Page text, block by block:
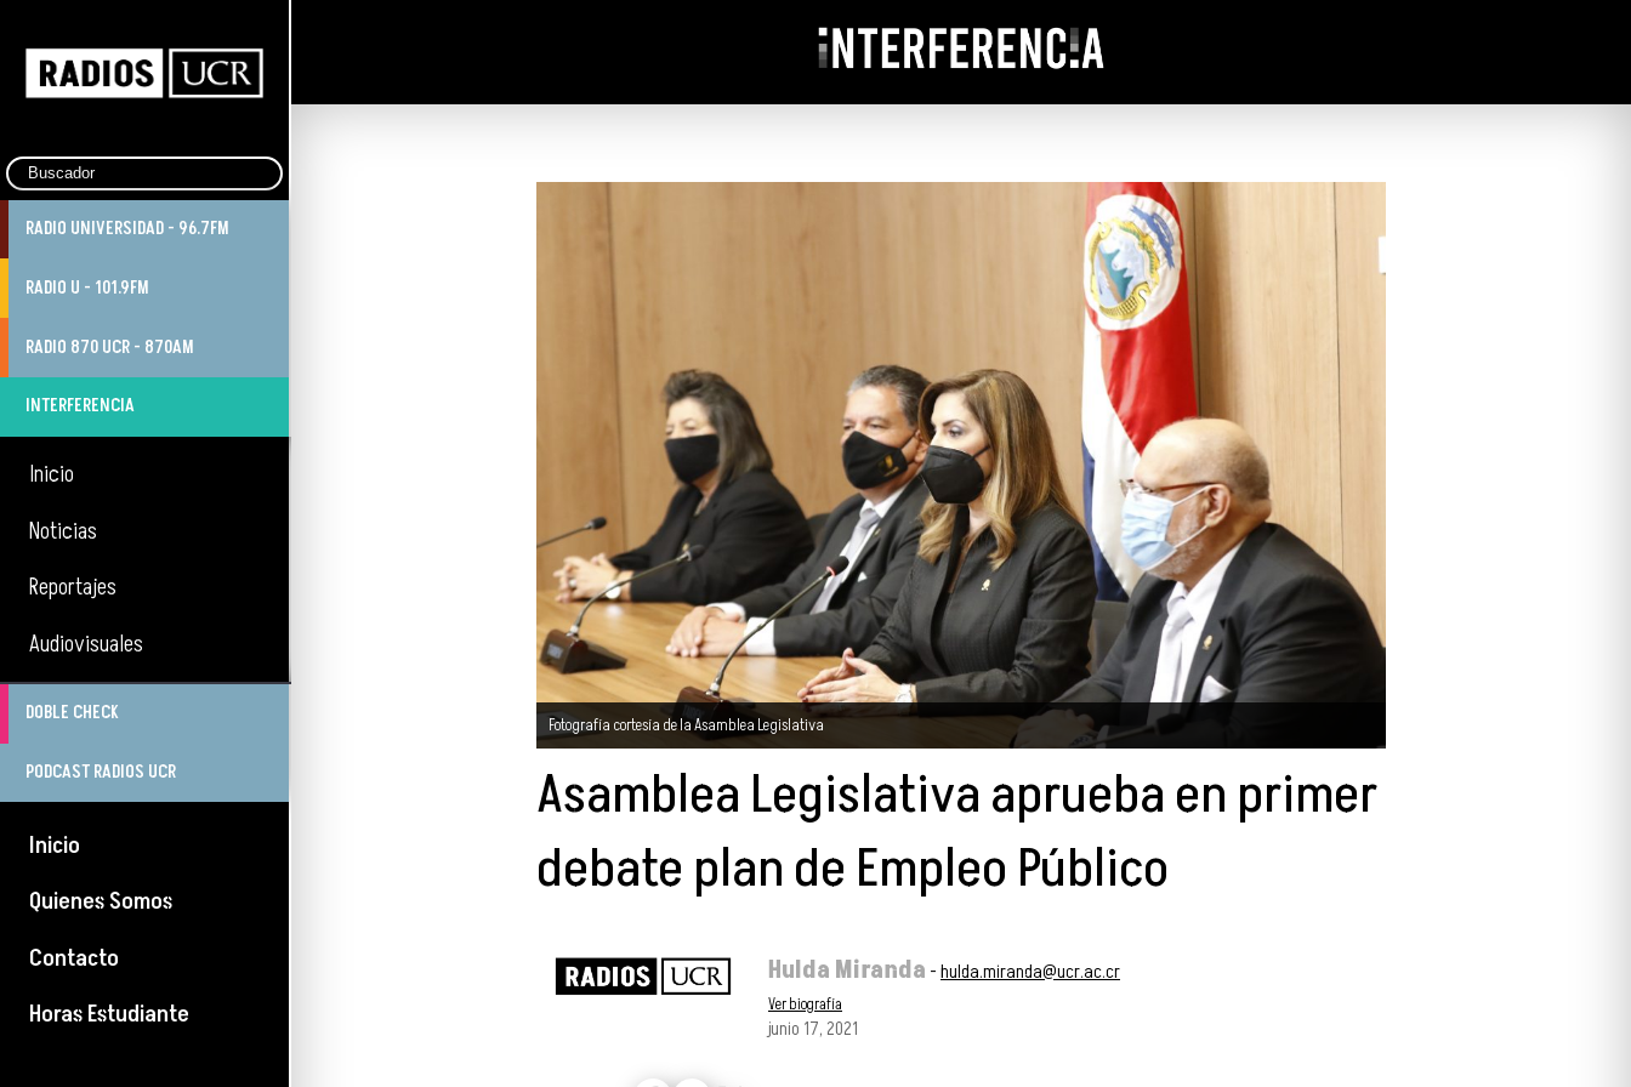
RADIO UNIVERSIDAD - 96.7FM
RADIO U - 101.9FM
RADIO 870 UCR - 870AM
INTERFERENCIA
Inicio
Noticias
Reportajes
Audiovisuales
DOBLE CHECK
PODCAST RADIOS UCR
Inicio
Quienes Somos
Contacto
Horas Estudiante
Fotografía cortesía de la Asamblea Legislativa
Asamblea Legislativa aprueba en primer
debate plan de Empleo Público
Hulda Miranda -hulda.miranda@ucr.ac.cr
Ver biografía
junio 17, 2021